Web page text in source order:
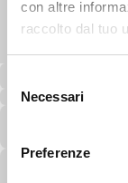
con altre
raccolto dal tuo
delNecessari
Preferenze